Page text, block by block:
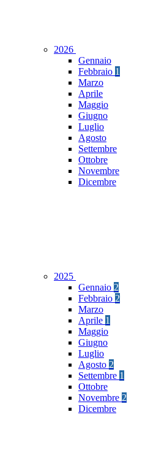
2026
Gennaio
Febbraio 1
Marzo
Aprile
Maggio
Giugno
Luglio
Agosto
Settembre
Ottobre
Novembre
Dicembre
2025
Gennaio 2
Febbraio 2
Marzo
Aprile 1
Maggio
Giugno
Luglio
Agosto 2
Settembre 1
Ottobre
Novembre 2
Dicembre